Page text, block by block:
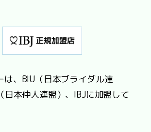
は、BIU（日本ブライダル連
日本仲人連盟）、IBJに加盟して